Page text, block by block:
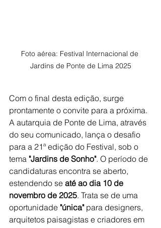
Foto aérea: Festival Internacional de
Jardins de Ponte de Lima 2025
Com o final desta edição, surge
prontamente o convite para a próxima.
A autarquia de Ponte de Lima, através
do seu comunicado, lança o desafio
para a 21ª edição do Festival, sob o
tema "Jardins de Sonho". O período de
candidaturas encontra se aberto,
estendendo se até ao dia 10 de
novembro de 2025. Trata se de uma
oportunidade "única" para designers,
arquitetos paisagistas e criadores em